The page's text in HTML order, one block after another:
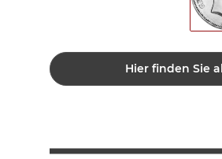
Hier finden Sie